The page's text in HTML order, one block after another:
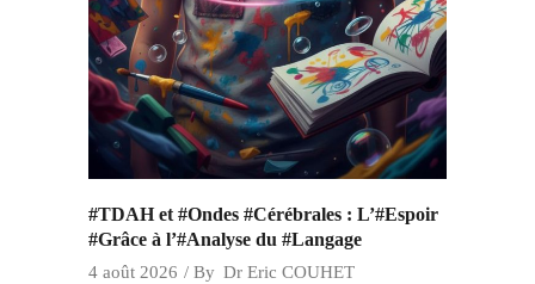
#TDAH et #Ondes #Cérébrales : L’#Espoir
#Grâce à l’#Analyse du #Langage
4 août 2026 By Dr Eric COUHET